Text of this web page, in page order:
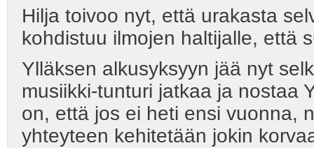
Hilja toivoo nyt, että urakasta
kohdistuu ilmojen haltijalle, että
Ylläksen alkusyksyyn jää nyt
musiikki-tunturi jatkaa ja nostaa
on, että jos ei heti ensi vuonna,
yhteyteen kehitetään jokin